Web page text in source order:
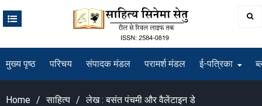
मुख्य पृष्ठ परिचय संपादक मंडल परामर्श मंडल ई-पत्रिका
Home साहित्य लेख : बसंत पंचमी और वैलेंटाइन डे